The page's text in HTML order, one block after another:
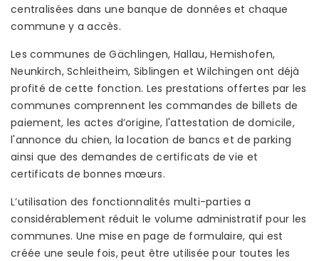
centralisées dans une banque de données et chaque
commune y a accès.
Les communes de Gächlingen, Hallau, Hemishofen,
Neunkirch, Schleitheim, Siblingen et Wilchingen ont déjà
profité de cette fonction. Les prestations offertes par les
communes comprennent les commandes de billets de
paiement, les actes d’origine, l'attestation de domicile,
l'annonce du chien, la location de bancs et de parking
ainsi que des demandes de certificats de vie et
certificats de bonnes mœurs.
L’utilisation des fonctionnalités multi-parties a
considérablement réduit le volume administratif pour les
communes. Une mise en page de formulaire, qui est
créée une seule fois, peut être utilisée pour toutes les